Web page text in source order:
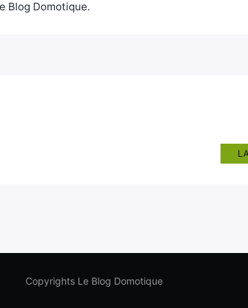
Blog Domotique.
Copyrights Le Blog Domotique